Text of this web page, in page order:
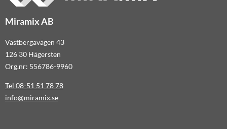
Miramix AB
Västbergavägen 43
126 30 Hägersten
Org.nr: 556786-9960
Tel 08-51 51 78 78
info@miramix.se